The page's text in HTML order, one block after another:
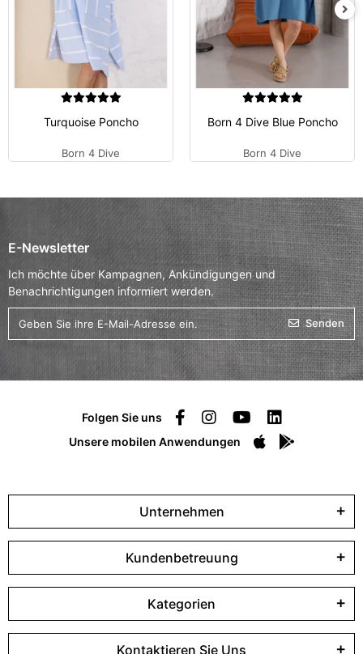
Turquoise Poncho
Born 4 Dive
Born 4 Dive Blue Poncho
Born 4 Dive
E-Newsletter
Ich möchte über Kampagnen, Ankündigungen und
Benachrichtigungen informiert werden.
Senden
Folgen Sie uns
Unsere mobilen Anwendungen
Unternehmen
Kundenbetreuung
Kategorien
Kontaktieren Sie Uns